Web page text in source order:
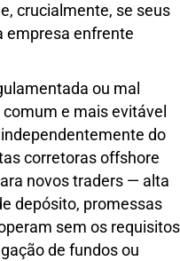
crucialmente, se seus
empresa enfrente
ou mal
e mais evitável
do
corretoras offshore
novos traders — alta
depósito, promessas
sem os requisitos
de fundos ou